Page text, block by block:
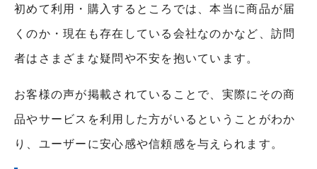
初めて利用・購入するところでは、本当に商品が届
くのか・現在も存在している会社なのかなど、訪問
者はさまざまな疑問や不安を抱いています。
お客様の声が掲載されていることで、実際にその商
品やサービスを利用した方がいるということがわか
り、ユーザーに安心感や信頼感を与えられます。